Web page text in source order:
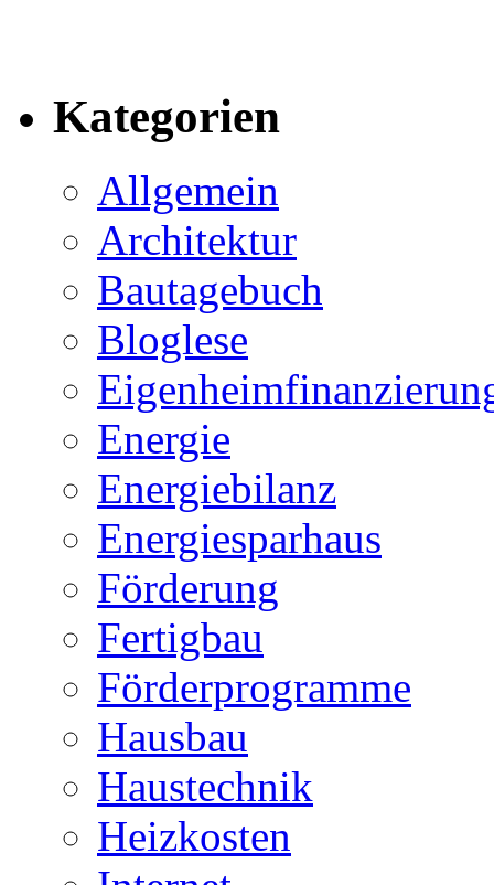
Kategorien
Allgemein
Architektur
Bautagebuch
Bloglese
Energie
Energiebilanz
Energiesparhaus
Förderung
Fertigbau
Förderprogramme
Hausbau
Haustechnik
Heizkosten